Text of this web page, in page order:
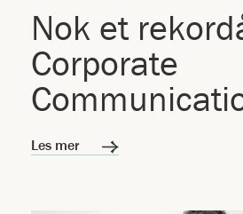
Nok et
Corporate
Les mer